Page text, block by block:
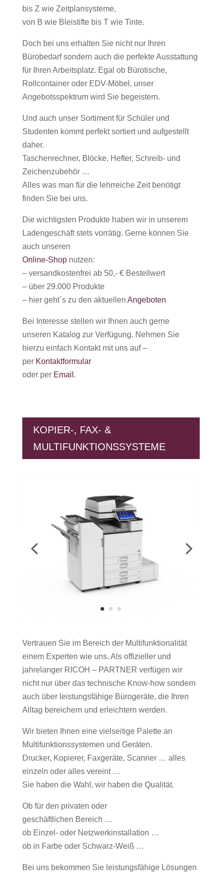
bis Z wie Zeitplansysteme,
von B wie Bleistifte bis T wie Tinte.
Doch bei uns erhalten Sie nicht nur Ihren
Bürobedarf sondern auch die perfekte Ausstattung
für Ihren Arbeitsplatz. Egal ob Bürotische,
Rollcontainer oder EDV-Möbel, unser
Angebotsspektrum wird Sie begeistern.
Und auch unser Sortiment für Schüler und
Studenten kommt perfekt sortiert und aufgestellt
daher.
Taschenrechner, Blöcke, Hefter, Schreib- und
Zeichenzubehör …
Alles was man für die lehrreiche Zeit benötigt
finden Sie bei uns.
Die wichtigsten Produkte haben wir in unserem
Ladengeschäft stets vorrätig. Gerne können Sie
auch unseren
Online-Shopnutzen:
– versandkostenfrei ab 50,- € Bestellwert
– über 29.000 Produkte
– hier geht´s zu den aktuellen Angeboten
Bei Interesse stellen wir Ihnen auch gerne
unseren Katalog zur Verfügung. Nehmen Sie
hierzu einfach Kontakt mit uns auf –
per Kontaktformular
oder per Email .
KOPIER-, FAX- &
MULTIFUNKTIONSSYSTEME
Vertrauen Sie im Bereich der Multifunktionalität
einem Experten wie uns. Als offizieller und
jahrelanger RICOH – PARTNER verfügen wir
nicht nur über das technische Know-how sondern
auch über leistungsfähige Bürogeräte, die Ihren
Alltag bereichern und erleichtern werden.
Wir bieten Ihnen eine vielseitige Palette an
Multifunktionssystemen und Geräten.
Drucker, Kopierer, Faxgeräte, Scanner … alles
einzeln oder alles vereint …
Sie haben die Wahl, wir haben die Qualität.
Ob für den privaten oder
geschäftlichen Bereich …
ob Einzel- oder Netzwerkinstallation …
ob in Farbe oder Schwarz-Weiß …
Bei uns bekommen Sie leistungsfähige Lösungen